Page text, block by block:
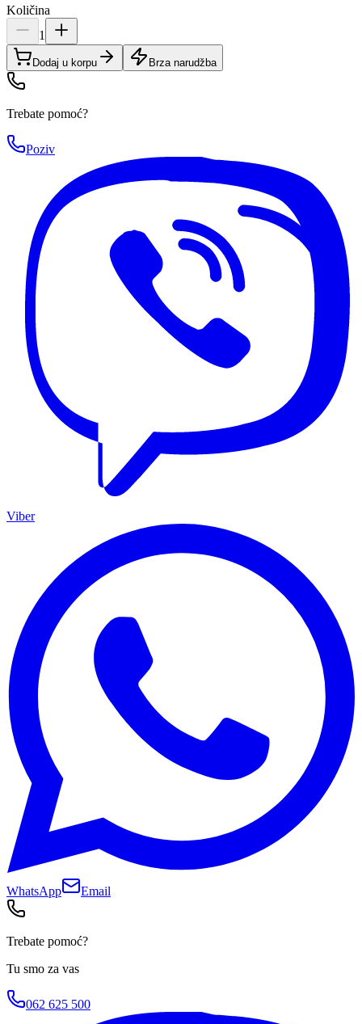
Količina
1
Dodaj u korpu Brza narudžba
Trebate pomoć?
Poziv
Viber
WhatsApp Email
Trebate pomoć?
Tu smo za vas
062 625 500